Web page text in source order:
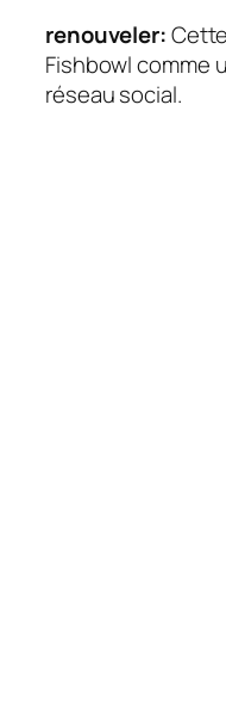
renouveler:
Fishbowl comme
réseau social.